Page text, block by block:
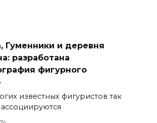
Гуменники и деревня
разработана
фигурного
известных фигуристов так